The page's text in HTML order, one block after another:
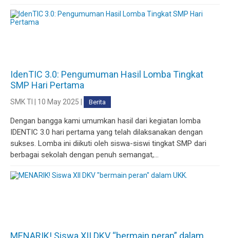
IdenTIC 3.0: Pengumuman Hasil Lomba Tingkat
SMP Hari Pertama
SMK TI | 10 May 2025 | Berita
Dengan bangga kami umumkan hasil dari kegiatan lomba
IDENTIC 3.0 hari pertama yang telah dilaksanakan dengan
sukses. Lomba ini diikuti oleh siswa-siswi tingkat SMP dari
berbagai sekolah dengan penuh semangat,...
MENARIK! Siswa XII DKV “bermain peran” dalam